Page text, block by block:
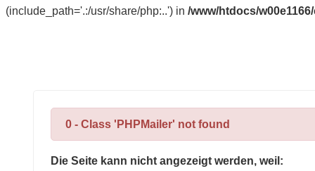
(include_path='.:/usr/share/php:..') in /www/htdocs/
0 - Class 'PHPMailer' not found
Die Seite kann nicht angezeigt werden, weil: